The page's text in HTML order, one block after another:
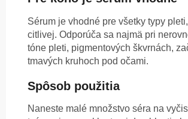
Sérum je vhodné pre všetky typy
citlivej. Odporúča sa najmä pri
tóne pleti, pigmentových škvrnách,
tmavých kruhoch pod očami.
Spôsob použitia
Naneste malé množstvo séra na